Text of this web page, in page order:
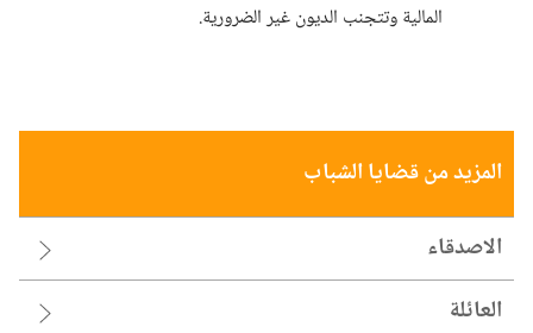
المالية وتتجنب الديون غير الضرورية.‏
المزيد من قضايا الشباب
الاصدقاء
العائلة